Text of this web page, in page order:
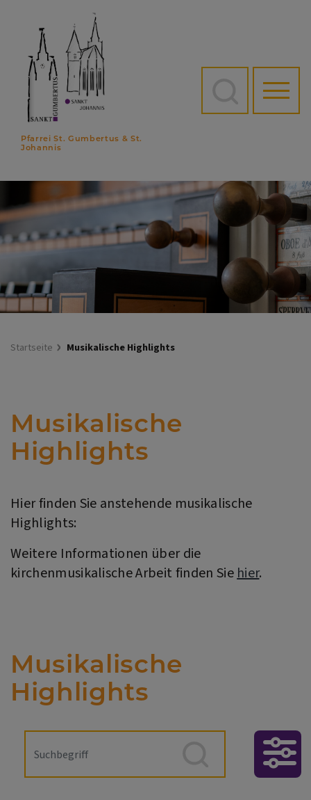
Inhalt
Pfarrei St. Gumbertus & St.
Johannis
Startseite Musikalische Highlights
Musikalische
Highlights
Hier finden Sie anstehende musikalische
Highlights:
Weitere Informationen über die
kirchenmusikalische Arbeit finden Sie hier.
Musikalische
Highlights